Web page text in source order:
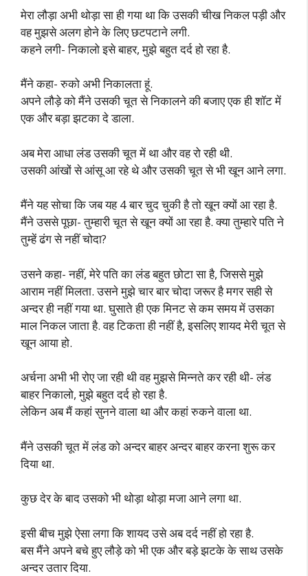
मेरा लौड़ा अभी थोड़ा सा ही गया था कि उसकी चीख निकल पड़ी और
वह मुझसे अलग होने के लिए छटपटाने लगी.
कहने लगी- निकालो इसे बाहर, मुझे बहुत दर्द हो रहा है.
मैंने कहा- रुको अभी निकालता हूं.
अपने लौड़े को मैंने उसकी चूत से निकालने की बजाए एक ही शॉट में
एक और बड़ा झटका दे डाला.
अब मेरा आधा लंड उसकी चूत में था और वह रो रही थी.
उसकी आंखों से आंसू आ रहे थे और उसकी चूत से भी खून आने लगा.
मैंने यह सोचा कि जब यह 4 बार चुद चुकी है तो खून क्यों आ रहा है.
मैंने उससे पूछा- तुम्हारी चूत से खून क्यों आ रहा है. क्या तुम्हारे पति ने
तुम्हें ढंग से नहीं चोदा?
उसने कहा- नहीं, मेरे पति का लंड बहुत छोटा सा है, जिससे मुझे
आराम नहीं मिलता. उसने मुझे चार बार चोदा जरूर है मगर सही से
अन्दर ही नहीं गया था. घुसाते ही एक मिनट से कम समय में उसका
माल निकल जाता है. वह टिकता ही नहीं है, इसलिए शायद मेरी चूत से
खून आया हो.
अर्चना अभी भी रोए जा रही थी वह मुझसे मिन्नते कर रही थी- लंड
बाहर निकालो, मुझे बहुत दर्द हो रहा है.
लेकिन अब मैं कहां सुनने वाला था और कहां रुकने वाला था.
मैंने उसकी चूत में लंड को अन्दर बाहर अन्दर बाहर करना शुरू कर
दिया था.
कुछ देर के बाद उसको भी थोड़ा थोड़ा मजा आने लगा था.
इसी बीच मुझे ऐसा लगा कि शायद उसे अब दर्द नहीं हो रहा है.
बस मैंने अपने बचे हुए लौड़े को भी एक और बड़े झटके के साथ उसके
अन्दर उतार दिया.